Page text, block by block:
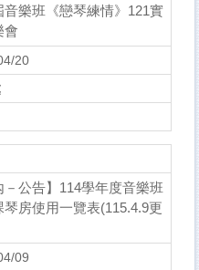
音樂班《戀琴練情》121實
會
20
－公告】114學年度音樂班
琴房使用一覽表(115.4.9更
09